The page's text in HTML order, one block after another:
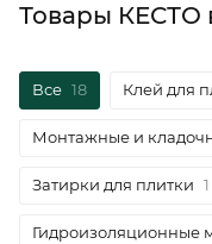
Товары КЕСТО
Все 18 Клей для
Монтажные и
Затирки для плитки 1
Гидроизоляционные